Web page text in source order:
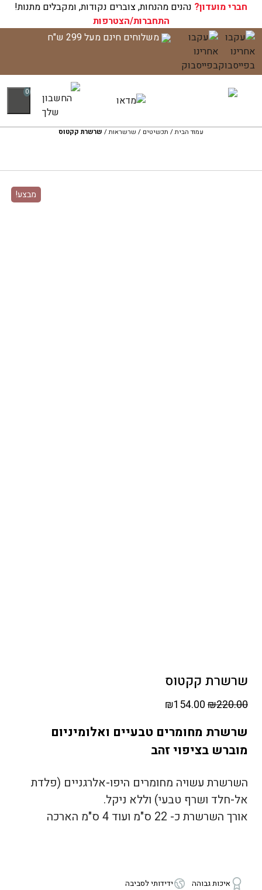
חברי מועדון? נהנים מהנחות, צוברים נקודות, ומקבלים מתנות!
התחברות/הצטרפות
דלג
לתוכן
משלוחים חינם מעל 299 ש"ח
0
עגלת הקניות שלך ריקה כעת!
עמוד הבית/ תכשיטים / שרשראות/ שרשרת קקטוס
מבצע!
שרשרת קקטוס
₪220.00
המחיר
היה:
₪220.00.
₪154.00
הוא:
₪154.00.
שרשרת מחומרים טבעיים ואלומיניום
מוברש בציפוי זהב
השרשרת עשויה מחומרים היפו-אלרגניים (פלדת
אל-חלד ושרף טבעי) וללא ניקל.
אורך השרשרת כ- 22 ס"מ ועוד 4 ס"מ הארכה
איכות גבוהה ידידותי לסביבה